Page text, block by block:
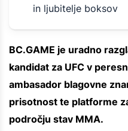
in ljubitelje boksov
BC.GAME je uradno
kandidat za UFC v
ambasador blagovne
prisotnost te platforme
področju stav MMA.